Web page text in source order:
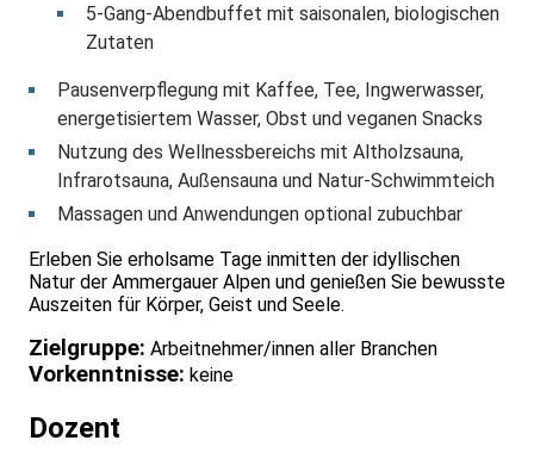
5-Gang-Abendbuffet mit saisonalen, biologischen
Zutaten
Pausenverpflegung mit Kaffee, Tee, Ingwerwasser,
energetisiertem Wasser, Obst und veganen Snacks
Nutzung des Wellnessbereichs mit Altholzsauna,
Infrarotsauna, Außensauna und Natur-Schwimmteich
Massagen und Anwendungen optional zubuchbar
Erleben Sie erholsame Tage inmitten der idyllischen
Natur der Ammergauer Alpen und genießen Sie bewusste
Auszeiten für Körper, Geist und Seele.
Zielgruppe: Arbeitnehmer/innen aller Branchen
Vorkenntnisse: keine
Dozent